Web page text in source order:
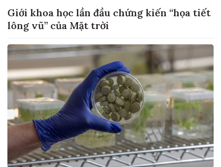
Giới khoa học lần đầu chứng kiến “họa tiết
lông vũ” của Mặt trời